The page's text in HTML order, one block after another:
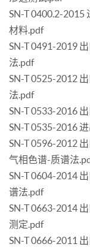
SN-T 0400.2-2015
材料.pdf
SN-T 0491-2019
法.pdf
SN-T 0525-2012
法.pdf
SN-T 0533-2016
SN-T 0535-2016
SN-T 0596-2012
气相色谱-质谱法
SN-T 0604-2014
谱法.pdf
SN-T 0663-2014
测定.pdf
SN-T 0666-2011